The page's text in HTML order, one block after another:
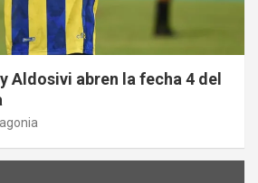
Aldosivi abren la fecha 4 del